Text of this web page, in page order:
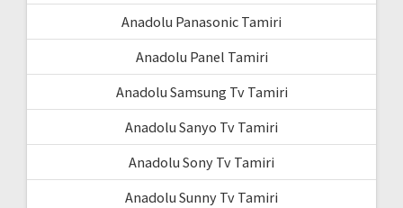
Anadolu Panasonic Tamiri
Anadolu Panel Tamiri
Anadolu Samsung Tv Tamiri
Anadolu Sanyo Tv Tamiri
Anadolu Sony Tv Tamiri
Anadolu Sunny Tv Tamiri